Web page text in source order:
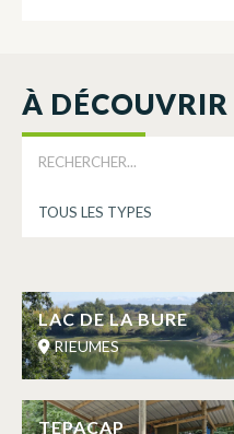
À
LAC DE LA BURE
RIEUMES
TEPACAP